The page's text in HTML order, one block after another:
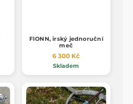
FIONN, irský jednoruční
meč
6 300 Kč
Skladem